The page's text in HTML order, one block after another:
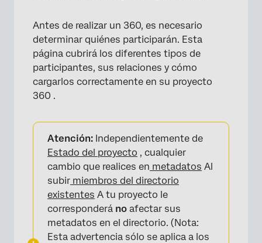
Metadatos
Importación de destinatarios de Opinión
Importación de Opinión
Agregar gerentes que no dan Opinión
emisores de Opinión
Importación de 360 ​​participantes del
directorio global.
Actualización de Respuestas con nuevos
Metadatos
Preguntas frequentes
Antes de realizar un 360, es necesario
determinar quiénes participarán. Esta
página cubrirá los diferentes tipos de
participantes, sus relaciones y cómo
cargarlos correctamente en su proyecto
360 .
Atención: Independientemente de
Estado del proyecto , cualquier
cambio que realices en metadatos Al
subir miembros del directorio
existentes A tu proyecto le
corresponderá no afectar sus
metadatos en el directorio. (Nota:
Esta advertencia sólo se aplica a los